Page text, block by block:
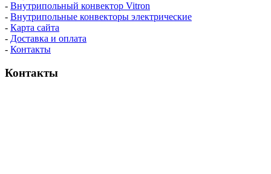
- Внутрипольный конвектор Vitron
- Внутрипольные конвекторы электрические
- Карта сайта
- Доставка и оплата
- Контакты
Контакты